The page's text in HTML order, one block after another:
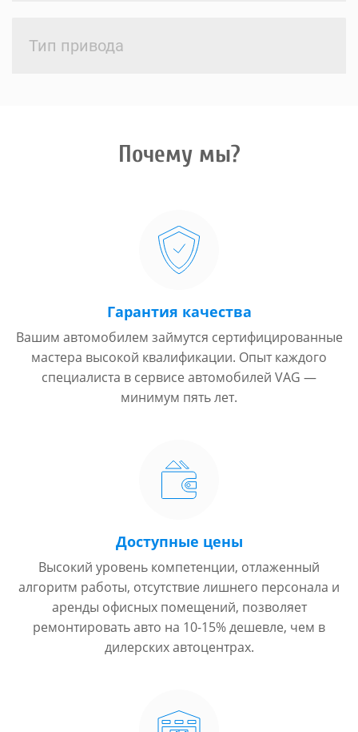
Тип привода
Почему мы?
Гарантия качества
Вашим автомобилем займутся сертифицированные
мастера высокой квалификации. Опыт каждого
специалиста в сервисе автомобилей VAG —
минимум пять лет.
Доступные цены
Высокий уровень компетенции, отлаженный
алгоритм работы, отсутствие лишнего персонала и
аренды офисных помещений, позволяет
ремонтировать авто на 10-15% дешевле, чем в
дилерских автоцентрах.